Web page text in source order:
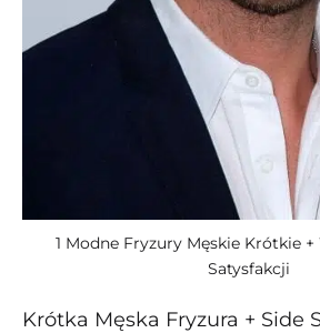
1 Modne Fryzury Męskie Krótkie +
Satysfakcji
Krótka Męska Fryzura + Side